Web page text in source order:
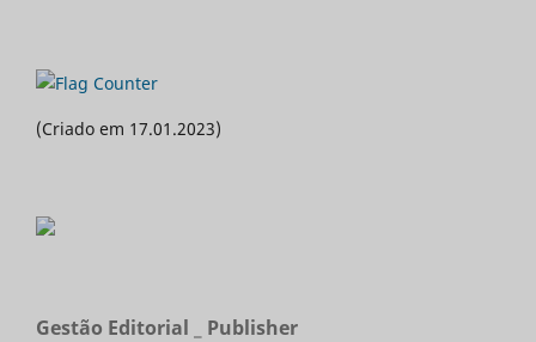
(Criado em 17.01.2023)
Gestão Editorial _ Publisher